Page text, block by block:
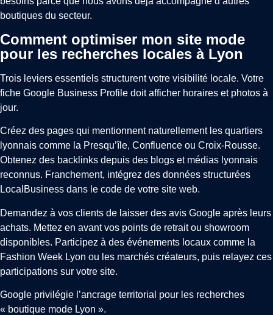
boutiques du secteur.
Comment optimiser mon site mode
pour les recherches locales à Lyon
Trois leviers essentiels structurent votre visibilité locale. Votre
fiche Google Business Profile doit afficher horaires et photos à
jour.
Créez des pages qui mentionnent naturellement les quartiers
lyonnais comme la Presqu’île, Confluence ou Croix-Rousse.
Obtenez des backlinks depuis des blogs et médias lyonnais
reconnus. Franchement, intégrez des données structurées
LocalBusiness dans le code de votre site web.
Demandez à vos clients de laisser des avis Google après leurs
achats. Mettez en avant vos points de retrait ou showroom
disponibles. Participez à des événements locaux comme la
Fashion Week Lyon ou les marchés créateurs, puis relayez ces
participations sur votre site.
Google privilégie l’ancrage territorial pour les recherches
« boutique mode Lyon ».